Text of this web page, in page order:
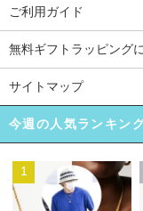
ご利用ガイド
無料ギフトラッピング
サイトマップ
今週の人気ランキング
1